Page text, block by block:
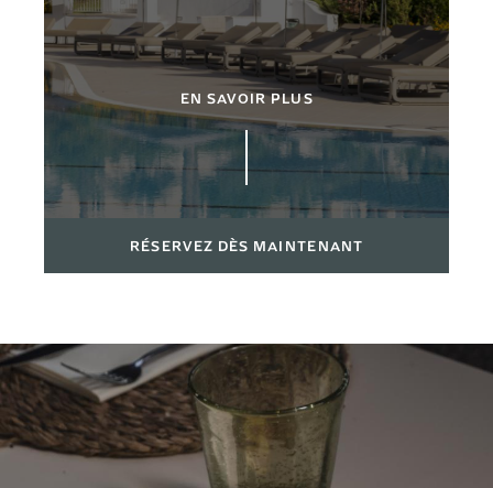
EN SAVOIR PLUS
RÉSERVEZ DÈS MAINTENANT